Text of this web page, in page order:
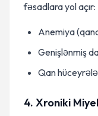
fəsadlara yol açır:
Anemiya
Genişlənmiş
Qan
4. Xroniki